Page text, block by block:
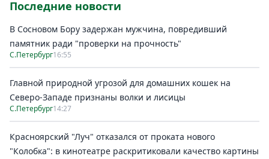
Последние новости
В Сосновом Бору задержан мужчина, повредивший
памятник ради "проверки на прочность"
С.Петербург16:55
Главной природной угрозой для домашних кошек на
Северо-Западе признаны волки и лисицы
С.Петербург14:27
Красноярский "Луч" отказался от проката нового
"Колобка": в кинотеатре раскритиковали качество картины